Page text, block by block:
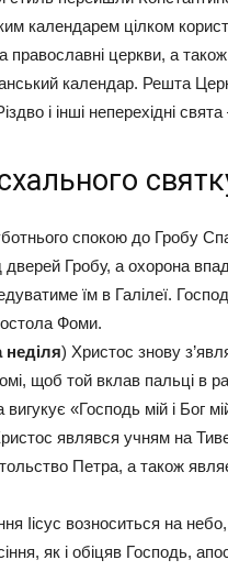
календарем цілком
православні церкви, а
календар. Решта
і інші неперехідні
спокою до Гробу
дверей Гробу, а охорона
їм в Галілеї.
Фоми.
) Христос знову
щоб той вклав пальці в
«Господь мій і Бог
являвся учням на
Петра, а також
Іісус возноситься на
як і обіцяв Господь,